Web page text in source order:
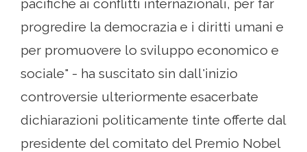
pacifiche ai conflitti internazionali, per far
progredire la democrazia e i diritti umani e
per promuovere lo sviluppo economico e
sociale" - ha suscitato sin dall'inizio
controversie ulteriormente esacerbate
dichiarazioni politicamente tinte offerte dal
presidente del comitato del Premio Nobel